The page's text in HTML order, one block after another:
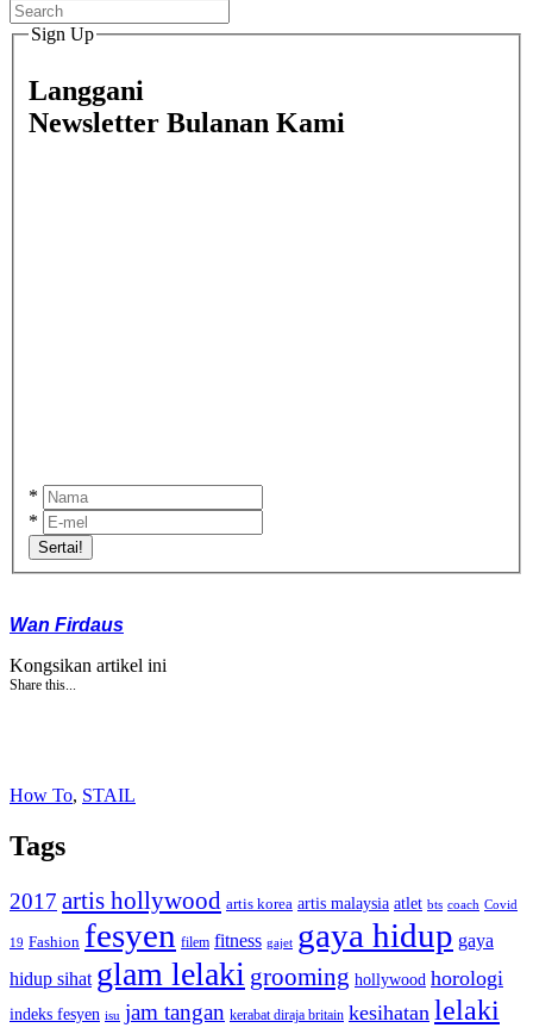
Sign Up
Langgani
Newsletter Bulanan Kami
*
*
Sertai!
Wan Firdaus
Kongsikan artikel ini
Share this...
How To, STAIL
Tags
2017 artis hollywood artis korea artis malaysia atlet bts coach Covid
19 Fashion fesyen filem fitness gajet gaya hidup gaya
hidup sihat glam lelaki grooming hollywood horologi
indeks fesyen isu jam tangan kerabat diraja britain kesihatan lelaki